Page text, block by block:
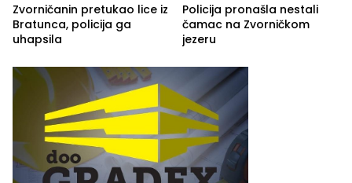
Zvorničanin pretukao lice iz
Bratunca, policija ga
uhapsila
Policija pronašla nestali
čamac na Zvorničkom
jezeru